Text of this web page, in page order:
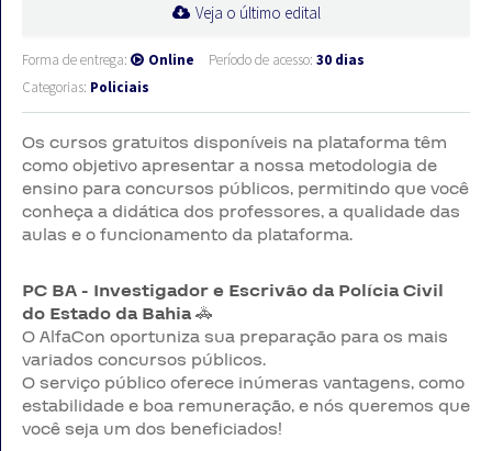
Veja o último edital
Forma de entrega: Online Período de acesso: 30 dias
Categorias: Policiais
Os cursos gratuitos disponíveis na plataforma têm
como objetivo apresentar a nossa metodologia de
ensino para concursos públicos, permitindo que você
conheça a didática dos professores, a qualidade das
aulas e o funcionamento da plataforma.
PC BA - Investigador e Escrivão da Polícia Civil
do Estado da Bahia🚓
O AlfaCon oportuniza sua preparação para os mais
variados concursos públicos.
O serviço público oferece inúmeras vantagens, como
estabilidade e boa remuneração, e nós queremos que
você seja um dos beneficiados!